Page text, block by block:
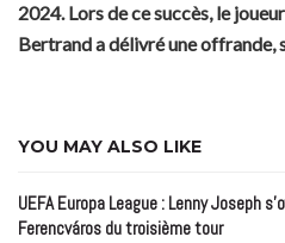
2024. Lors de ce succès, le
Bertrand a délivré une offrande,
YOU MAY ALSO LIKE
UEFA Europa League : Lenny Joseph
Ferencváros du troisième tour